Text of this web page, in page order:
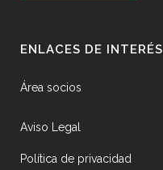
ENLACES DE INTERÉS
Área socios
Aviso Legal
Política de privacidad